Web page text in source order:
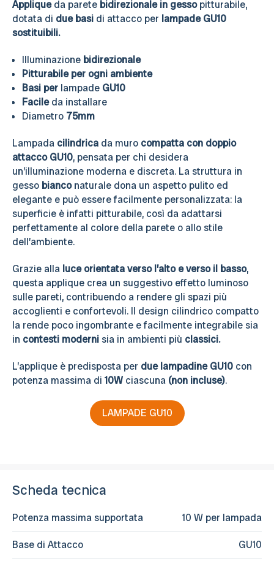
Scheda tecnica
Potenza massima supportata 10 W per lampada
Base di Attacco GU10
Appliqueda parete bidirezionale in gessopitturabile,
dotata di due basi di attacco per lampade GU10
sostituibili.
Illuminazione bidirezionale
Pitturabile per ogni ambiente
Basi per lampade GU10
Facileda installare
Diametro 75mm
Lampada cilindrica da muro compatta con doppio
attacco GU10, pensata per chi desidera
un’illuminazione moderna e discreta. La struttura in
gesso bianconaturale dona un aspetto pulito ed
elegante e può essere facilmente personalizzata: la
superficie è infatti pitturabile, così da adattarsi
perfettamente al colore della parete o allo stile
dell’ambiente.
Grazie alla luce orientata verso l’alto e verso il basso,
questa applique crea un suggestivo effetto luminoso
sulle pareti, contribuendo a rendere gli spazi più
accoglienti e confortevoli. Il design cilindrico compatto
la rende poco ingombrante e facilmente integrabile sia
in contesti modernisia in ambienti più classici.
L’applique è predisposta per due lampadine GU10 con
potenza massima di 10W ciascuna (non incluse).
LAMPADE GU10